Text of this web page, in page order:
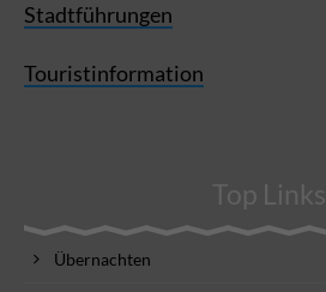
Stadtführungen
Touristinformation
Top Links
Übernachten